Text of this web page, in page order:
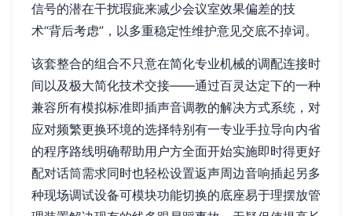
信号的潜在干扰瑕疵来减少会议室效果偏差的技
术“背后考虑”，以多重稳定性维护意见交底不掉词。
该套整合的组合不只意在简化专业机械的调配连接时
间以及极大简化技术交接——通过百灵达定下的一种
兼容所有模拟标准即插声音调教的解决方式系统，对
应对频繁更换环境的选择特别有一专业手拉导向内省
的程序路线明确帮助用户方全面开始实施即时得更好
配对话筒需求同时也轻松设置返声周边音响插起另多
种现场调试设备可模块功能切换的底座易于理摆放管